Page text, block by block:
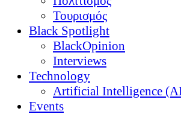
Τουρισμός
Black Spotlight
BlackOpinion
Interviews
Technology
Artificial Intelligence
Events